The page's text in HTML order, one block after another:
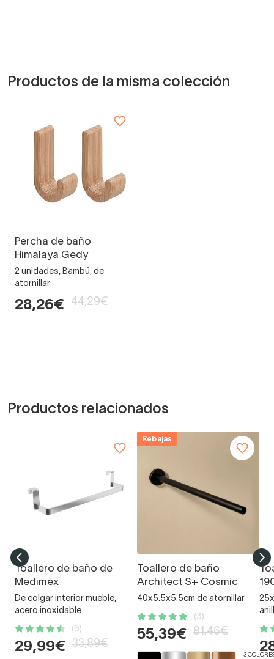
Productos de la misma colección
Percha de baño
Himalaya Gedy
2 unidades, Bambú, de
atornillar
28,26€ 44,29€
Productos relacionados
Toallero de baño de
Medimex
De colgar interior mueble,
acero inoxidable
(6)
29,99€ 33,89€
Rebajas
Toallero de baño
Architect S+ Cosmic
40x5.5x5.5cm de atornillar
(3)
55,39€ 81,46€
+ 3